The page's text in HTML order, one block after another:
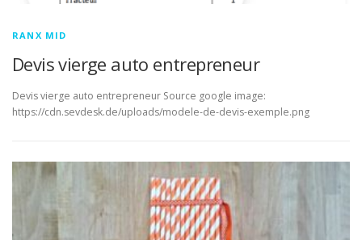
RANX MID
Devis vierge auto entrepreneur
Devis vierge auto entrepreneur Source google image:
https://cdn.sevdesk.de/uploads/modele-de-devis-exemple.png